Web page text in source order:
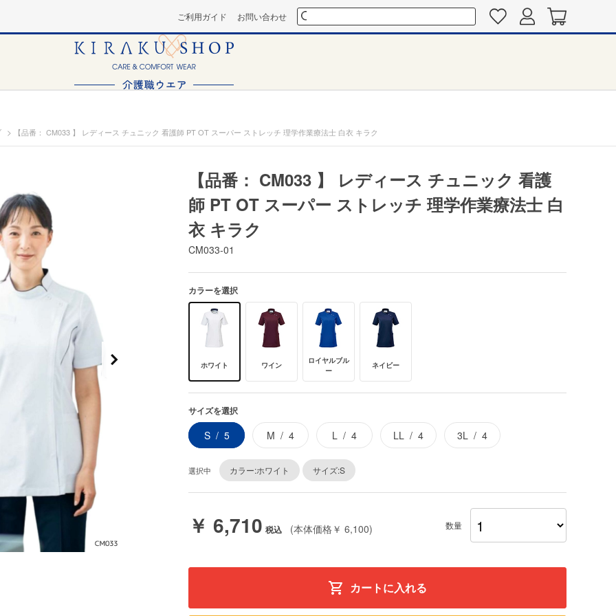
ご利用ガイド お問い合わせ
> 【品番： CM033 】 レディース チュニック 看護師 PT OT スーパー ストレッチ 理学作業療法士 白衣 キラク
【品番： CM033 】 レディース チュニック 看護
師 PT OT スーパー ストレッチ 理学作業療法士 白
衣 キラク
CM033-01
カラーを選択
ホワイト ワイン
ロイヤルブル
ー
ネイビー
サイズを選択
S 5 M 4 L 4 LL 4 3L 4
選択中 カラー:ホワイト サイズ:S
￥ 6,710 (本体価格￥ 6,100) 数量
カートに入れる